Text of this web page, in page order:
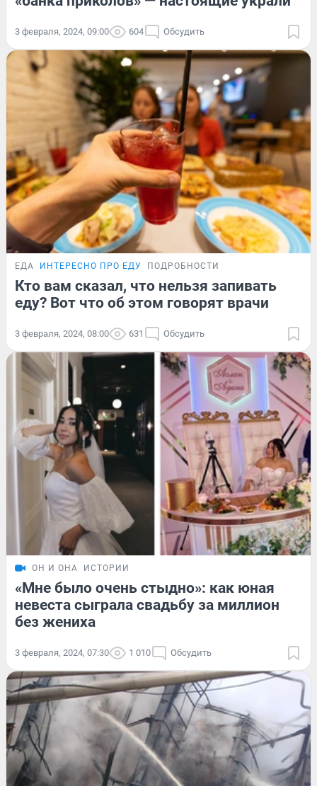
3 февраля, 2024, 09:00 604 Обсудить
ЕДА ИНТЕРЕСНО ПРО ЕДУ ПОДРОБНОСТИ
Кто вам сказал, что нельзя запивать
еду? Вот что об этом говорят врачи
3 февраля, 2024, 08:00 631 Обсудить
ОН И ОНА ИСТОРИИ
«Мне было очень стыдно»: как юная
невеста сыграла свадьбу за миллион
без жениха
3 февраля, 2024, 07:30 1 010 Обсудить